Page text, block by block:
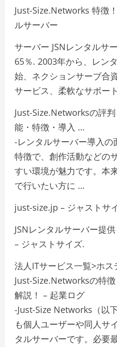
Just-Size.Networks 特徴
ルサーバー
サーバー JSNレンタルサ
65％. 2003年から、レン
始、ネクションサーブ合
サービス、柔軟なサポー
Just-Size.Networksの評
能・特徴・導入 …
-レンタルサーバー導入
特徴で、創作活動などの
すい環境が魅力です。本
で行いたい方に …
just-size.jp – ジャストサ
JSNレンタルサーバー提
– ジャストサイズ.
法人ITサービス一覧>ホス
Just-Size.Networksの特
解説！ – 起業ログ
-Just-Size Networks（以
も個人ユーザーや同人サ
タルサーバーです。必要